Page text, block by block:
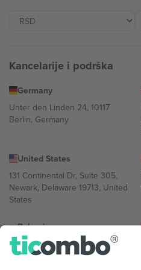
Kancelarije i podrška
Germany
Unter den Linden 24, 10117
Berlin, Germany
United States
131 Continental Dr, Suite 305,
Newark, Delaware 19713, United
States
Bulgaria
Regus Sofia City West, bul
Totleben 53-55, 1606 Sofia,